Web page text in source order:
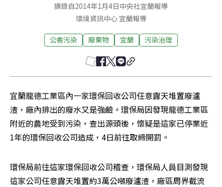
摘錄自2014年1月4日中央社宜蘭報導
環境資訊中心 宜蘭報導
公害污染 廢棄物 宜蘭 污染治理
宜蘭龍德工業區內一家環保回收公司任意露天堆置廢瀘
渣，廠內排出的廢水又是強鹼。環保局因發現龍德工業區
附近的農地受到污染，查出源頭後，懷疑是這家已停業近
1年的環保回收公司造成，4日前往取締開罰。
環保局前往這家環保回收公司稽查，環保局人員目測發現
這家公司任意露天堆置約3萬公噸廢瀘渣，廠區周界截流